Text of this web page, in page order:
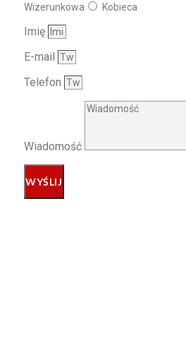
Wizerunkowa
Kobieca
Imię
E-mail
Telefon
Wiadomość
WYŚLIJ